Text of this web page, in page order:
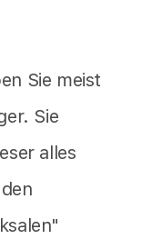
Sie meist
Sie
alles